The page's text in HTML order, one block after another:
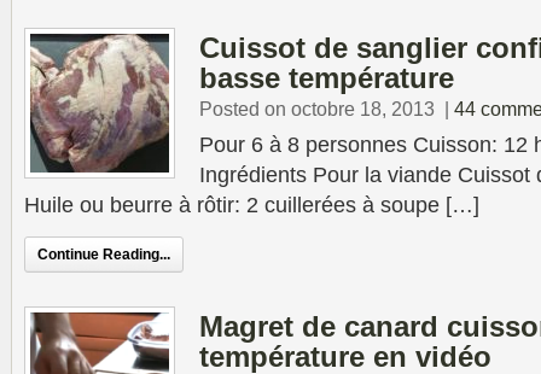
Cuissot de sanglier
basse température
Posted on octobre 18, 2013 | 44
Pour 6 à 8 personnes Cuisson: 12
Ingrédients Pour la viande Cuissot
Huile ou beurre à rôtir: 2 cuillerées à soupe […]
Continue Reading...
Magret de canard
température en vidéo